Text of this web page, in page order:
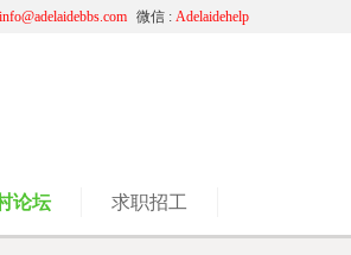
微信 : Adelaidehelp
info@adelaidebbs.com
论坛 求职招工